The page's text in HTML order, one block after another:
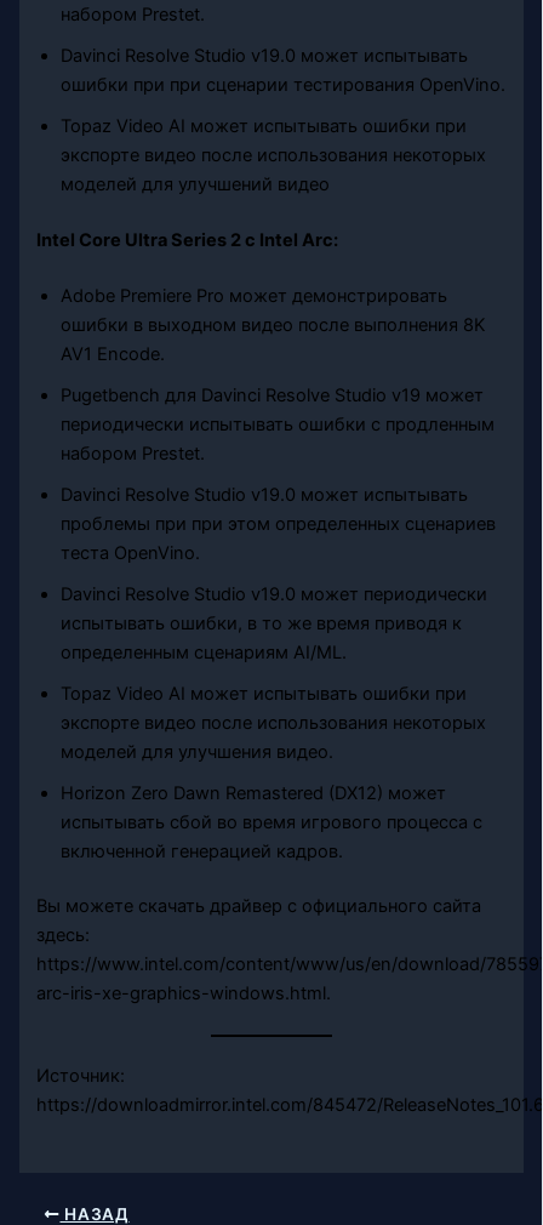
набором Prestet.
Davinci Resolve Studio v19.0 может испытывать
ошибки при при сценарии тестирования OpenVino.
Topaz Video AI может испытывать ошибки при
экспорте видео после использования некоторых
моделей для улучшений видео
Intel Core Ultra Series 2 с Intel Arc:
Adobe Premiere Pro может демонстрировать
ошибки в выходном видео после выполнения 8K
AV1 Encode.
Pugetbench для Davinci Resolve Studio v19 может
периодически испытывать ошибки с продленным
набором Prestet.
Davinci Resolve Studio v19.0 может испытывать
проблемы при при этом определенных сценариев
теста OpenVino.
Davinci Resolve Studio v19.0 может периодически
испытывать ошибки, в то же время приводя к
определенным сценариям AI/ML.
Topaz Video AI может испытывать ошибки при
экспорте видео после использования некоторых
моделей для улучшения видео.
Horizon Zero Dawn Remastered (DX12) может
испытывать сбой во время игрового процесса с
включенной генерацией кадров.
Вы можете скачать драйвер с официального сайта
здесь:
https://www.intel.com/content/www/us/en/download/
arc-iris-xe-graphics-windows.html.
Источник:
https://downloadmirror.intel.com/845472/
НАЗАД